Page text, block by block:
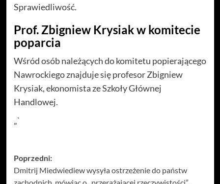
Sprawiedliwość.
Prof. Zbigniew Krysiak w komitecie
poparcia
Wśród osób należących do komitetu popierającego
Nawrockiego znajduje się profesor Zbigniew
Krysiak, ekonomista ze Szkoły Głównej
Handlowej.
„`
Zobacz
wpisy
Poprzedni:
Dmitrij Miedwiediew wysyła ostrzeżenie do państw
zachodnich, mówiąc o „przerażającej rzeczywistości”.